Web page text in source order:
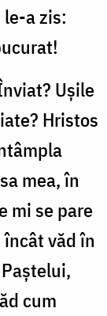
a zis:
Ușile
Hristos
mea, în
mi se pare
văd în
cum